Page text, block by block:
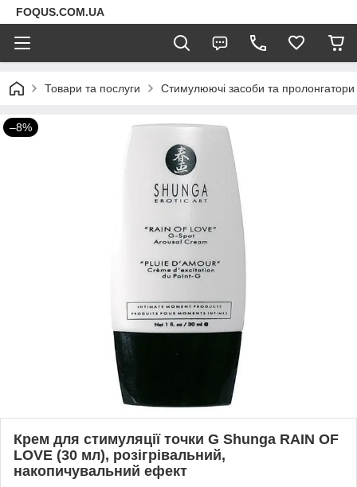
FOQUS.COM.UA
Товари та послуги Стимулюючі засоби та пролонгатори
–8%
Крем для стимуляції точки G Shunga RAIN OF
LOVE (30 мл), розігрівальний,
накопичувальний ефект